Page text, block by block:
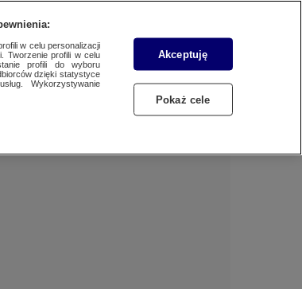
Dzień dobry!
ZALOGUJ SIĘ
w celu personalizacji
Tworzenie profili w celu
profili do wyboru
dzięki statystyce
Wykorzystywanie
Akceptuję
Pokaż cele